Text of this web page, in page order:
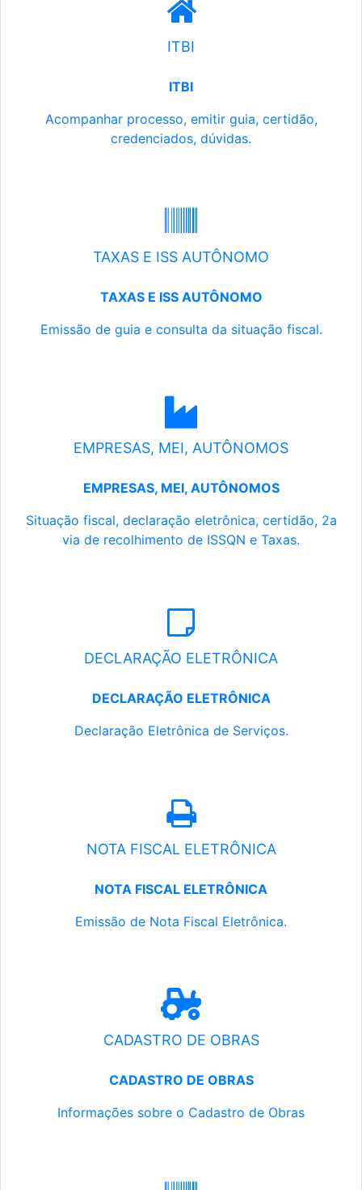
ITBI
ITBI
Acompanhar processo, emitir guia, certidão,
credenciados, dúvidas.
TAXAS E ISS AUTÔNOMO
TAXAS E ISS AUTÔNOMO
Emissão de guia e consulta da situação fiscal.
EMPRESAS, MEI, AUTÔNOMOS
EMPRESAS, MEI, AUTÔNOMOS
Situação fiscal, declaração eletrônica, certidão, 2a
via de recolhimento de ISSQN e Taxas.
DECLARAÇÃO ELETRÔNICA
DECLARAÇÃO ELETRÔNICA
Declaração Eletrônica de Serviços.
NOTA FISCAL ELETRÔNICA
NOTA FISCAL ELETRÔNICA
Emissão de Nota Fiscal Eletrônica.
CADASTRO DE OBRAS
CADASTRO DE OBRAS
Informações sobre o Cadastro de Obras